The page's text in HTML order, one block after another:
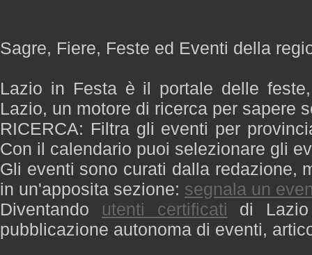
Sagre, Fiere, Feste ed Eventi della
Lazio in Festa è il portale delle
Lazio, un motore di ricerca per sapere
RICERCA: Filtra gli eventi per
Con il calendario puoi selezionare gli
Gli eventi sono curati dalla redazione,
in un'apposita sezione: segnala un
Diventando utenti certificati di
pubblicazione autonoma di eventi,